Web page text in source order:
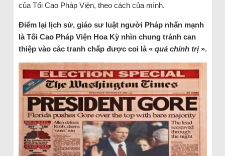
của Tối Cao Pháp Viện, theo cách của mình.
Điểm lại lịch sử, giáo sư luật người Pháp nhấn mạnh
là Tối Cao Pháp Viện Hoa Kỳ nhìn chung tránh can
thiệp vào các tranh chấp được coi là « quá chính trị».